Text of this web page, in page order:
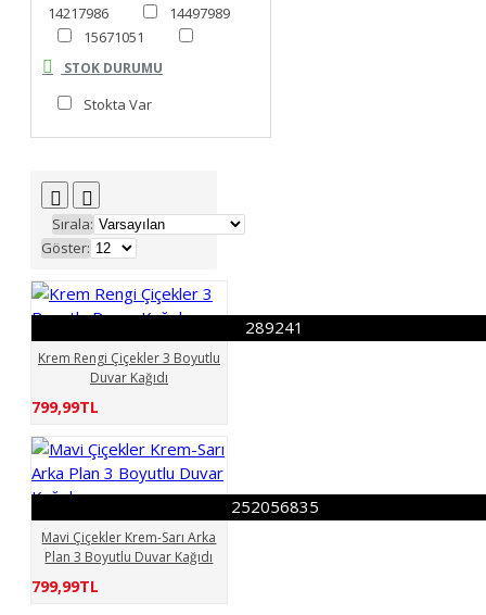
14217986
14497989
15671051
16461137
22678788
33973334
37368235
037418967
47637775
49094105
51219941
56456729
61109014
61221954
64422942
72213156
72491346
072553726
72619417
79498909
80089621
84934306
85584276
97823880
133338133
STOK DURUMU
Stokta Var
Sırala:
Göster:
289241
Krem Rengi Çiçekler 3 Boyutlu
Duvar Kağıdı
799,99TL
252056835
Mavi Çiçekler Krem-Sarı Arka
Plan 3 Boyutlu Duvar Kağıdı
799,99TL